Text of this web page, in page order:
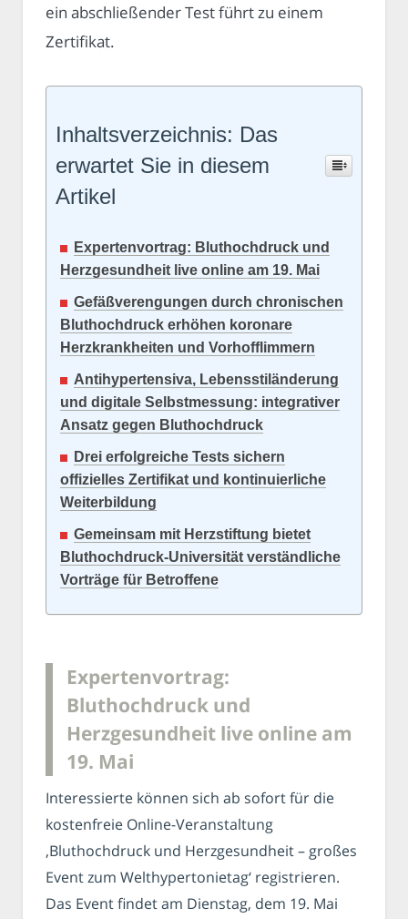
ein abschließender Test führt zu einem
Zertifikat.
Inhaltsverzeichnis: Das
erwartet Sie in diesem
Artikel
Expertenvortrag: Bluthochdruck und
Herzgesundheit live online am 19. Mai
Gefäßverengungen durch chronischen
Bluthochdruck erhöhen koronare
Herzkrankheiten und Vorhofflimmern
Antihypertensiva, Lebensstiländerung
und digitale Selbstmessung: integrativer
Ansatz gegen Bluthochdruck
Drei erfolgreiche Tests sichern
offizielles Zertifikat und kontinuierliche
Weiterbildung
Gemeinsam mit Herzstiftung bietet
Bluthochdruck-Universität verständliche
Vorträge für Betroffene
Expertenvortrag:
Bluthochdruck und
Herzgesundheit live online am
19. Mai
Interessierte können sich ab sofort für die
kostenfreie Online-Veranstaltung
‚Bluthochdruck und Herzgesundheit – großes
Event zum Welthypertonietag‘ registrieren.
Das Event findet am Dienstag, dem 19. Mai